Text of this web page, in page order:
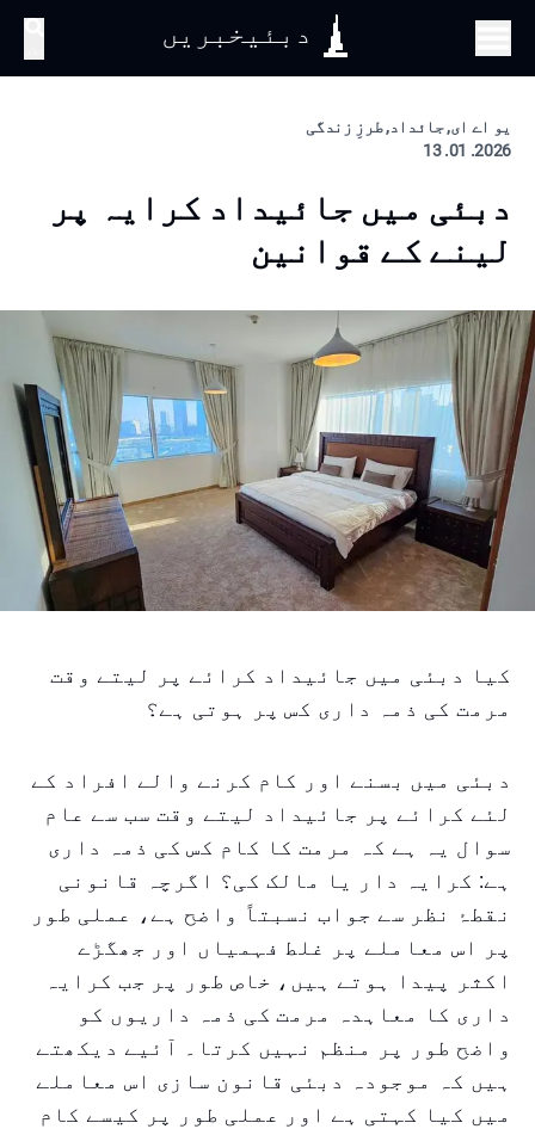
دبئیخبریں
یو اے ای, جائداد, طرزِ زندگی
2026. 01. 13
دبئی میں جائیداد کرایہ پر
لینے کے قوانین
کیا دبئی میں جائیداد کرائے پر لیتے وقت
مرمت کی ذمہ داری کس پر ہوتی ہے؟
دبئی میں بسنے اور کام کرنے والے افراد کے
لئے کرائے پر جائیداد لیتے وقت سب سے عام
سوال یہ ہے کہ مرمت کا کام کس کی ذمہ داری
ہے: کرایہ دار یا مالک کی؟ اگرچہ قانونی
نقطۂ نظر سے جواب نسبتاً واضح ہے، عملی طور
پر اس معاملے پر غلط فہمیاں اور جھگڑے
اکثر پیدا ہوتے ہیں، خاص طور پر جب کرایہ
داری کا معاہدہ مرمت کی ذمہ داریوں کو
واضح طور پر منظم نہیں کرتا۔ آئیے دیکھتے
ہیں کہ موجودہ دبئی قانون سازی اس معاملے
میں کیا کہتی ہے اور عملی طور پر کیسے کام